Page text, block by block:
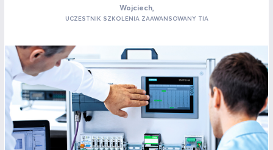
Wojciech,
UCZESTNIK SZKOLENIA ZAAWANSOWANY TIA